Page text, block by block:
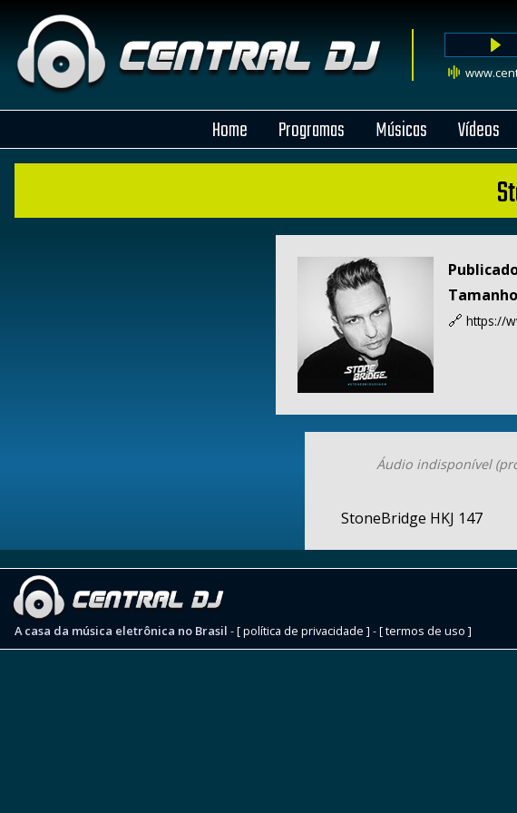
Home Programas Músicas Vídeos
🔗 https://
Áudio indisponível
StoneBridge HKJ 147
A casa da música eletrônica no Brasil -[ política de privacidade ] -[ termos de uso ]